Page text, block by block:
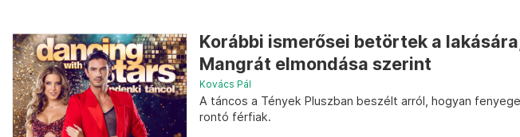
Korábbi ismerősei betörtek a
Mangrát elmondása szerint
Kovács Pál
A táncos a Tények Pluszban beszélt arról, hogyan
rontó férfiak.